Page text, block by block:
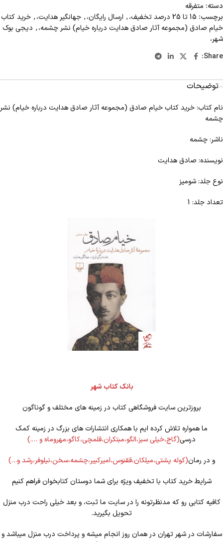
دسته: متفرقه
برچسب: 15 تا 25 درصد تخفیف، , ارسال رایگان،, جهانگیر هدایت،, خرید کتاب
خیام صادق (مجموعه آثار صادق هدایت درباره خیام) نشر چشمه،, دیجی بوک
شهر،
Share:
توضیحات
نام کتاب: خرید کتاب خیام صادق (مجموعه آثار صادق هدایت درباره خیام) نشر
چشمه
ناشر: چشمه
نویسنده: صادق هدایت
نوع جلد: شومیز
تعداد جلد: 1
بانک کتاب شهر
بروزترین سایت فروشگاهی کتاب در زمینه های مختلف و گوناگون
ما همواره تلاش کرده ایم با همکاری انتشارات های بزرگ در زمینه کمک
درسی(گاج،خیلی سبز،الگو،مبتکران،قلمچی،کاگو،مهروماه و ….)
و در رمان(کوله پشتی،میلکان،ققنوس،امیرکبیر،چشمه،سخن،نیلوفر،رشد و…)
شرایط خرید کتاب با تخفیف ویژه برای شما دوستان کتابخوان فراهم کنیم
کافیه کتابی رو که مدنظرتونه را در سایت ما ثبت، و بعد خیلی راحت درب منزل
تحویل بگیرید.
سفارشات در شهر تهران در همان روز انجام میشه و پرداخت درب منزل میباشد و